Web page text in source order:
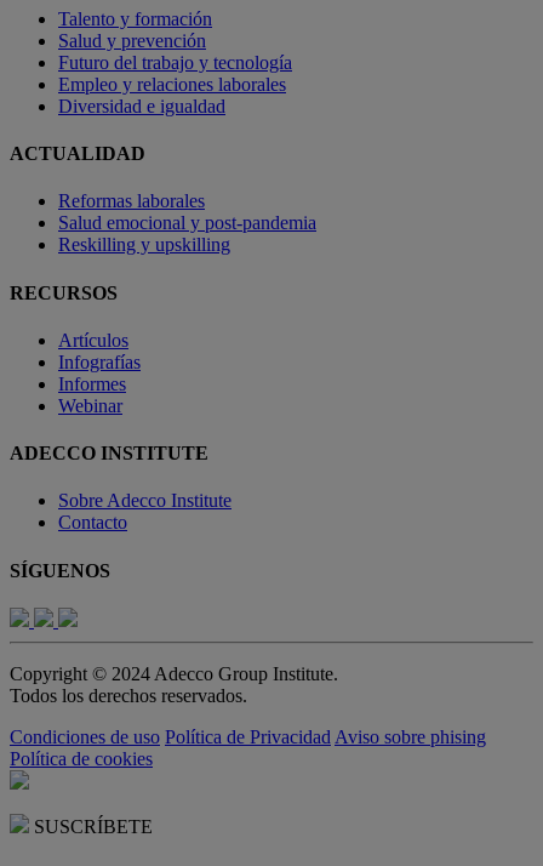
Talento y formación
Salud y prevención
Futuro del trabajo y tecnología
Empleo y relaciones laborales
Diversidad e igualdad
ACTUALIDAD
Reformas laborales
Salud emocional y post-pandemia
Reskilling y upskilling
RECURSOS
Artículos
Infografías
Informes
Webinar
ADECCO INSTITUTE
Sobre Adecco Institute
Contacto
SÍGUENOS
Copyright © 2024 Adecco Group Institute.
Todos los derechos reservados.
Condiciones de uso Política de Privacidad Aviso sobre phising
Política de cookies
SUSCRÍBETE